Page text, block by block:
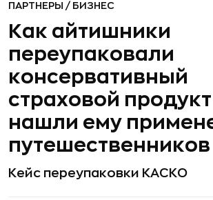
ПАРТНЕРЫ / БИЗНЕС
Как айтишники
переупаковали
консервативный
страховой продукт
нашли ему
путешественников
Кейс переупаковки КАСКО